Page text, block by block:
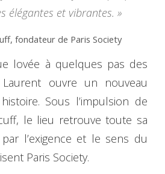
élégantes et vibrantes. »
fondateur de Paris Society
lovée à quelques pas des
Laurent ouvre un nouveau
Sous l’impulsion de
le lieu retrouve toute sa
l’exigence et le sens du
Paris Society.